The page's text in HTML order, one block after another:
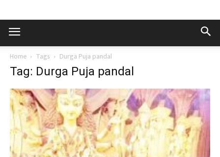
Home Tags Durga Puja pandal
Tag: Durga Puja pandal